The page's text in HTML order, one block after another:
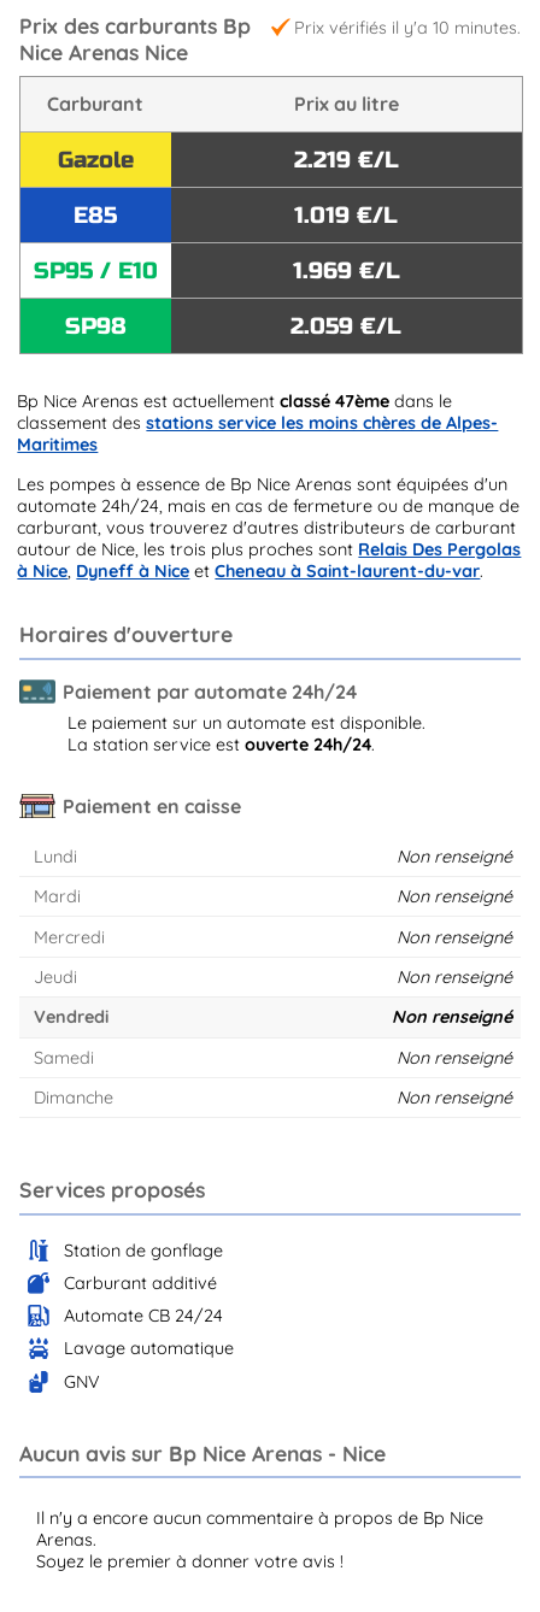
Prix vérifiés il y'a 10 minutes.
Prix des carburants Bp
Nice Arenas Nice
Carburant Prix au litre
Gazole
2.219 €/L
E85
1.019 €/L
SP95 / E10
1.969 €/L
SP98
2.059 €/L
Bp Nice Arenas est actuellementclassé 47ème dans le
classement desstations service les moins chères de Alpes-
Maritimes
Les pompes à essence de Bp Nice Arenas sont équipées d'un
automate 24h/24, mais en cas de fermeture ou de manque de
carburant, vous trouverez d'autres distributeurs de carburant
autour de Nice, les trois plus proches sont Relais Des Pergolas
à Nice, Dyneff à Nice etCheneau à Saint-laurent-du-var.
Horaires d'ouverture
Paiement par automate 24h/24
Le paiement sur un automate est disponible.
La station service est ouverte 24h/24.
Paiement en caisse
Lundi
Non renseigné
Mardi
Non renseigné
Mercredi
Non renseigné
Jeudi
Non renseigné
Vendredi
Non renseigné
Samedi
Non renseigné
Dimanche
Non renseigné
Services proposés
Station de gonflage
Carburant additivé
Automate CB 24/24
Lavage automatique
GNV
Aucun avis sur Bp Nice Arenas - Nice
Il n'y a encore aucun commentaire à propos de Bp Nice
Arenas.
Soyez le premier à donner votre avis !